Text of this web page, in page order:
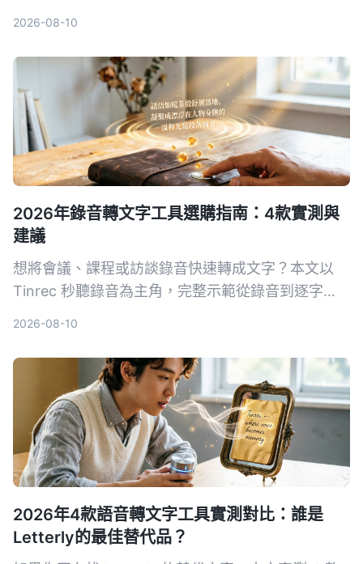
2026-08-10
2026年錄音轉文字工具選購指南：4款實測與
建議
想將會議、課程或訪談錄音快速轉成文字？本文以
Tinrec 秒聽錄音為主角，完整示範從錄音到逐字
音轉文字方案。
2026-08-10
2026年4款語音轉文字工具實測對比：誰是
Letterly的最佳替代品？